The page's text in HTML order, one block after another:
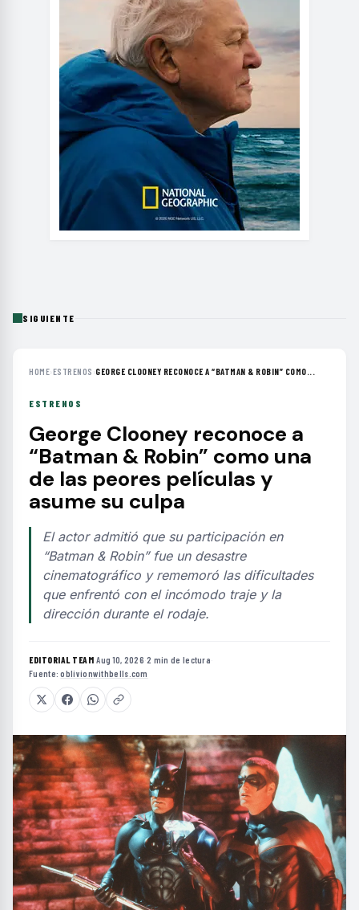
SIGUIENTE
HOME›ESTRENOS ›GEORGE CLOONEY RECONOCE A “BATMAN & ROBIN” COMO...
ESTRENOS
George Clooney reconoce a
“Batman & Robin” como una
de las peores películas y
asume su culpa
El actor admitió que su participación en
“Batman & Robin” fue un desastre
cinematográfico y rememoró las dificultades
que enfrentó con el incómodo traje y la
dirección durante el rodaje.
EDITORIAL TEAM·Aug 10, 2026·2 min de lectura·
Fuente:oblivionwithbells.com